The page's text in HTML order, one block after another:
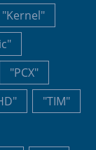
"Kernel"
"PCX"
"TIM"